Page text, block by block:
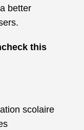
better
this
scolaire